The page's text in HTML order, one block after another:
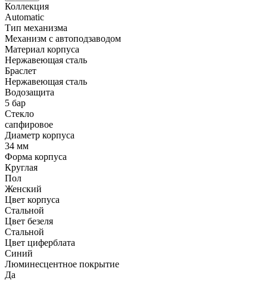
Коллекция
Automatic
Тип механизма
Механизм с автоподзаводом
Материал корпуса
Нержавеющая сталь
Браслет
Нержавеющая сталь
Водозащита
5 бар
Стекло
сапфировое
Диаметр корпуса
34 мм
Форма корпуса
Круглая
Пол
Женский
Цвет корпуса
Стальной
Цвет безеля
Стальной
Цвет циферблата
Синий
Люминесцентное покрытие
Да